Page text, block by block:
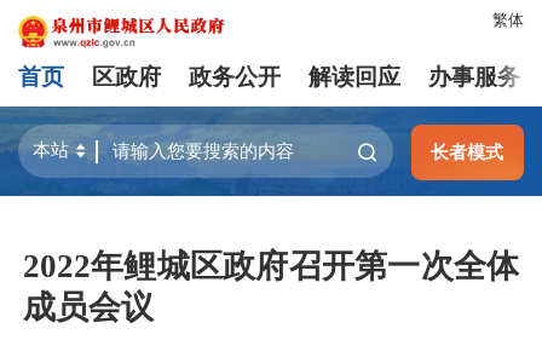
繁体
首页 区政府 政务公开 解读回应 办事服务
长者模式
2022年鲤城区政府召开第一次全体
成员会议